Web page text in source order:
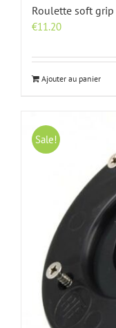
Roulette soft grip
€11.20
Ajouter au panier
Sale!